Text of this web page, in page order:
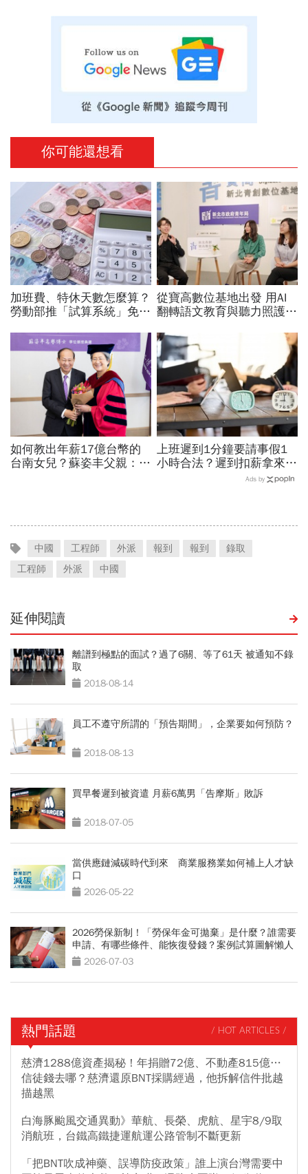
你可能還想看
加班費、特休天數怎麼算？
勞動部推「試算系統」免代
資遣費都能查
從寶高數位基地出發 用AI
翻轉語文教育與聽力照護，
如何教出年薪17億台幣的
台南女兒？蘇姿丰父親：她
上班遲到1分鐘要請事假1
小時合法？遲到扣薪拿來聚
餐就OK？法院認證了…遲
Ads by
中國 工程師 外派 報到 報到
錄取
工程師
外派 中國
延伸閱讀
離譜到極點的面試？過了6關、等了61天 被通知不錄
取
2018-08-14
員工不遵守所謂的「預告期間」，企業要如何預防？
2018-08-13
買早餐遲到被資遣 月薪6萬男「告摩斯」敗訴
2018-07-05
當供應鏈減碳時代到來 商業服務業如何補上人才缺
口
2026-05-22
2026勞保新制！「勞保年金可拋棄」是什麼？誰需要
申請、有哪些條件、能恢復發錢？案例試算圖解懶人
包 2026-07-03
熱門話題 / HOT ARTICLES /
慈濟1288億資產揭秘！年捐贈72億、不動產815億…
信徒錢去哪？慈濟還原BNT採購經過，他拆解信件批越
描越黑
白海豚颱風交通異動》華航、長榮、虎航、星宇8/9取
消航班，台鐵高鐵捷運航運公路管制不斷更新
「把BNT吹成神藥、誤導防疫政策」誰上演台灣需要中